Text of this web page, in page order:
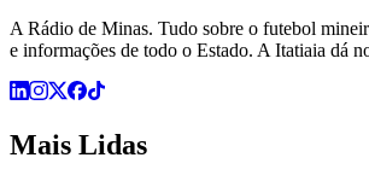
A Rádio de Minas. Tudo sobre o futebol
e informações de todo o Estado. A Itatiaia dá
Mais Lidas